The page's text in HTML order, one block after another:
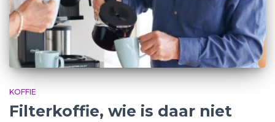
KOFFIE
Filterkoffie, wie is daar niet